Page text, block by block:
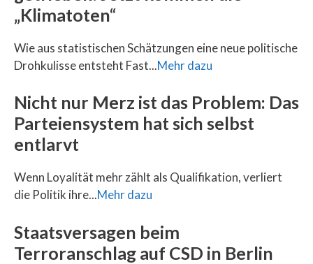
„Klimatoten“
Wie aus statistischen Schätzungen eine neue politische
Drohkulisse entsteht Fast...Mehr dazu
Nicht nur Merz ist das Problem: Das
Parteiensystem hat sich selbst
entlarvt
Wenn Loyalität mehr zählt als Qualifikation, verliert
die Politik ihre...Mehr dazu
Staatsversagen beim
Terroranschlag auf CSD in Berlin